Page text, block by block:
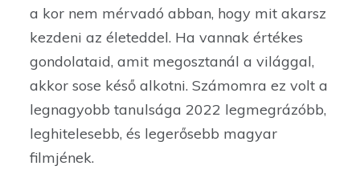
a kor nem mérvadó abban, hogy mit akarsz
kezdeni az életeddel. Ha vannak értékes
gondolataid, amit megosztanál a világgal,
akkor sose késő alkotni. Számomra ez volt a
legnagyobb tanulsága 2022 legmegrázóbb,
leghitelesebb, és legerősebb magyar
filmjének.